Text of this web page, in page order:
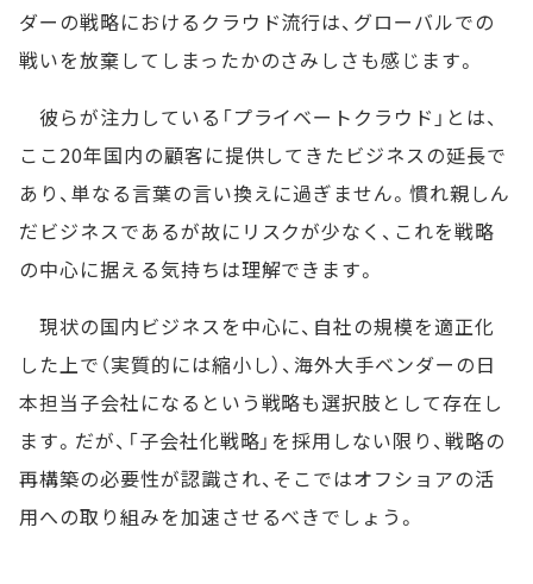
ダーの戦略におけるクラウド流行は、グローバルでの
戦いを放棄してしまったかのさみしさも感じます。
彼らが注力している「プライベートクラウド」とは、
ここ20年国内の顧客に提供してきたビジネスの延長で
あり、単なる言葉の言い換えに過ぎません。慣れ親しん
だビジネスであるが故にリスクが少なく、これを戦略
の中心に据える気持ちは理解できます。
現状の国内ビジネスを中心に、自社の規模を適正化
した上で（実質的には縮小し）、海外大手ベンダーの日
本担当子会社になるという戦略も選択肢として存在し
ます。だが、「子会社化戦略」を採用しない限り、戦略の
再構築の必要性が認識され、そこではオフショアの活
用への取り組みを加速させるべきでしょう。